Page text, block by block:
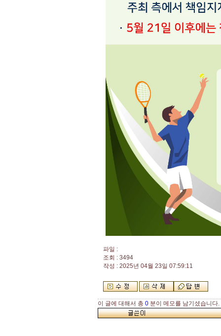
파일 :
조회 : 3494
작성 : 2025년 04월 23일 07:59:11
이 글에 대해서 총 0 분이 메모를 남기셨습니다.